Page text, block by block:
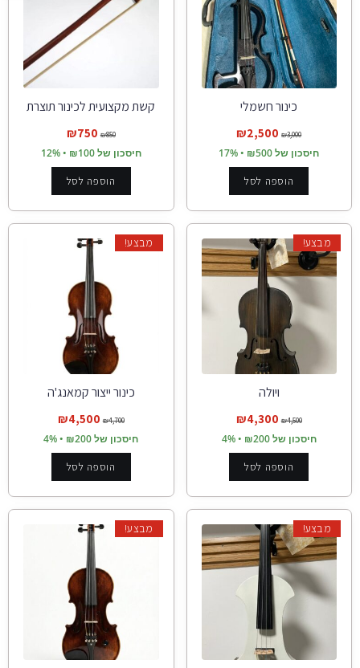
כינור חשמלי
₪3,000
₪2,500
חיסכון של ₪500 • 17%
הוספה לסל
קשת מקצועית לכינור תוצרת
קמנגה
₪850
₪750
חיסכון של ₪100 • 12%
הוספה לסל
מבצע!
ויולה
₪4,500
₪4,300
חיסכון של ₪200 • 4%
הוספה לסל
מבצע!
כינור ייצור קמאנג'ה
₪4,700
₪4,500
חיסכון של ₪200 • 4%
הוספה לסל
מבצע! מבצע!